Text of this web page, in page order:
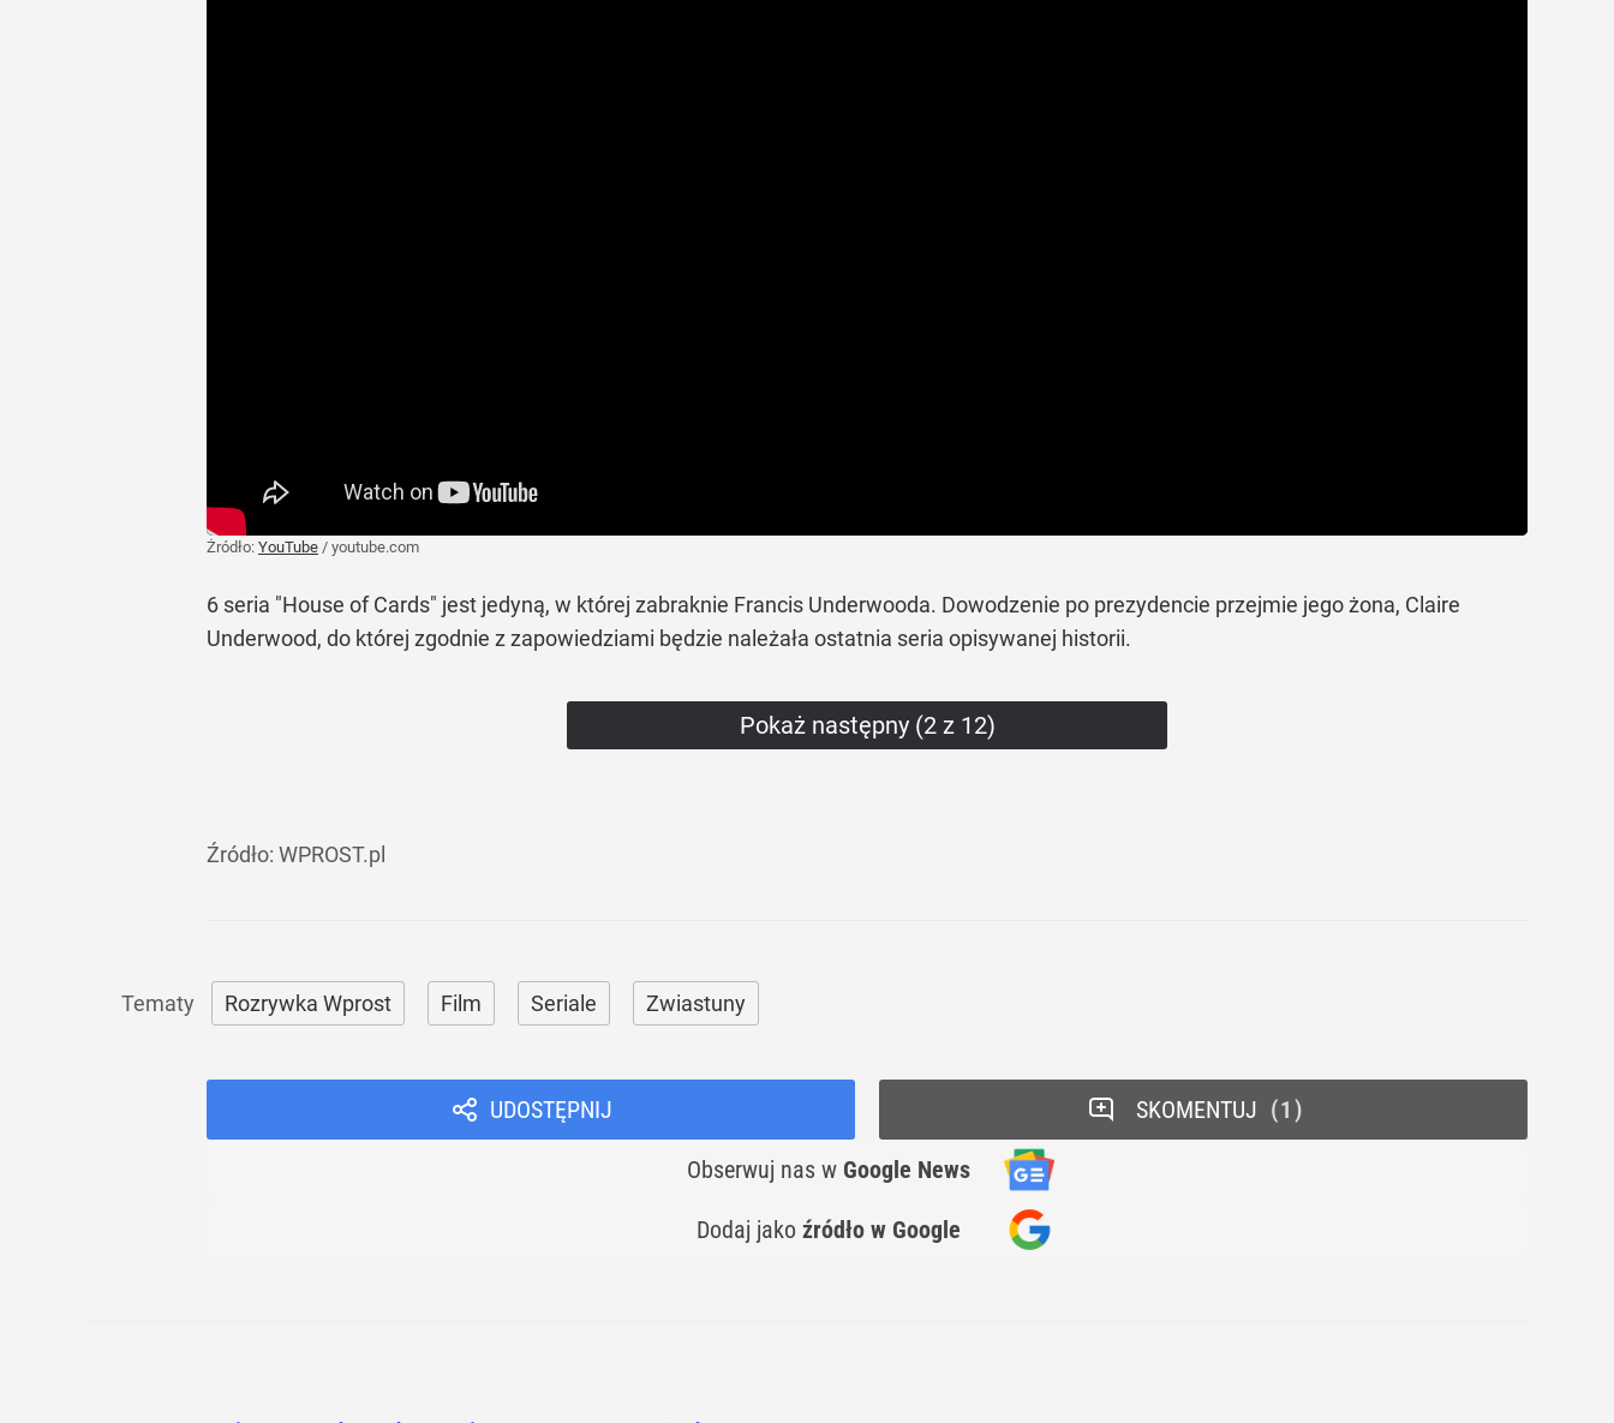
Żródło: YouTube / youtube.com
6 seria "House of Cards" jest jedyną, w której zabraknie Francis Underwooda. Dowodzenie po prezydencie przejmie jego żona, Claire
Underwood, do której zgodnie z zapowiedziami będzie należała ostatnia seria opisywanej historii.
Pokaż następny (2 z 12)
Źródło: WPROST.pl
Rozrywka Wprost Film Seriale Zwiastuny
UDOSTĘPNIJ
Obserwuj nas w Google News
Dodaj jako źródło w Google
SKOMENTUJ 1